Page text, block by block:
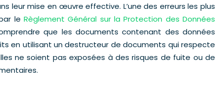
leur mise en œuvre effective. L’une des erreurs les plus
le Règlement Général sur la Protection des Données
que les documents contenant des données
en utilisant un destructeur de documents qui respecte
ne soient pas exposées à des risques de fuite ou de